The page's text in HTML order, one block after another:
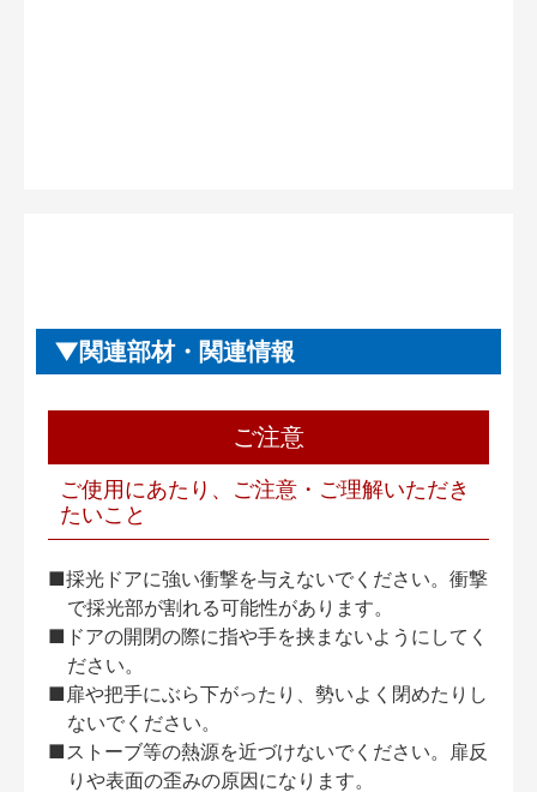
関連部材・関連情報
ご注意
ご使用にあたり、ご注意・ご理解いただき
たいこと
■採光ドアに強い衝撃を与えないでください。衝撃
で採光部が割れる可能性があります。
■ドアの開閉の際に指や手を挟まないようにしてく
ださい。
■扉や把手にぶら下がったり、勢いよく閉めたりし
ないでください。
■ストーブ等の熱源を近づけないでください。扉反
りや表面の歪みの原因になります。